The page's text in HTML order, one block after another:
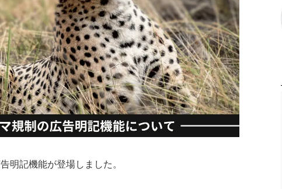
明記機能が登場しました。